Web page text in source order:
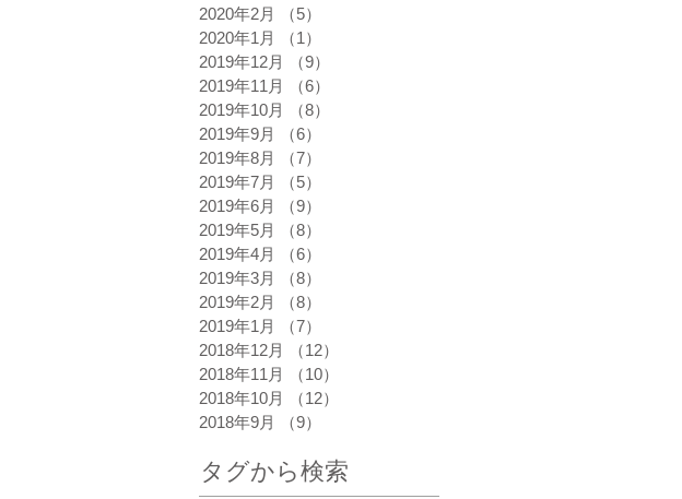
2020年2月
（5）
2020年1月
（1）
2019年12月
（9）
2019年11月
（6）
2019年10月
（8）
2019年9月
（6）
2019年8月
（7）
2019年7月
（5）
2019年6月
（9）
2019年5月
（8）
2019年4月
（6）
2019年3月
（8）
2019年2月
（8）
2019年1月
（7）
2018年12月
（12）
2018年11月
（10）
2018年10月
（12）
2018年9月
（9）
タグから検索